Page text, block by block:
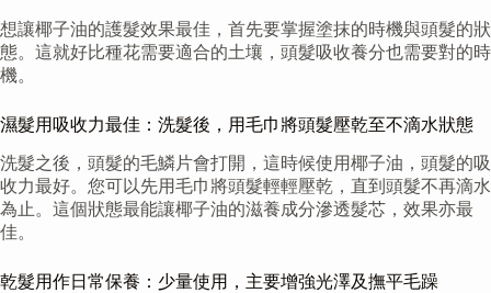
想讓椰子油的護髮效果最佳，首先要掌握塗抹的時機與頭髮的狀
態。這就好比種花需要適合的土壤，頭髮吸收養分也需要對的時
機。
濕髮用吸收力最佳：洗髮後，用毛巾將頭髮壓乾至不滴水狀態
洗髮之後，頭髮的毛鱗片會打開，這時候使用椰子油，頭髮的吸
收力最好。您可以先用毛巾將頭髮輕輕壓乾，直到頭髮不再滴水
為止。這個狀態最能讓椰子油的滋養成分滲透髮芯，效果亦最
佳。
乾髮用作日常保養：少量使用，主要增強光澤及撫平毛躁